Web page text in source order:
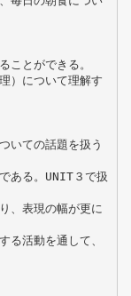
ことができる。
）について理解す
いての話題を扱う
ある。UNIT３で扱
、表現の幅が更に
る活動を通して、